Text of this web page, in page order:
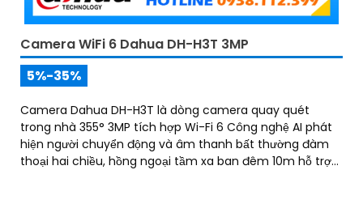
Camera WiFi 6 Dahua DH-H3T 3MP
5%-35%
Camera Dahua DH-H3T là dòng camera quay quét
trong nhà 355° 3MP tích hợp Wi-Fi 6 Công nghệ AI phát
hiện người chuyển động và âm thanh bất thường đàm
thoại hai chiều, hồng ngoại tầm xa ban đêm 10m hỗ trợ